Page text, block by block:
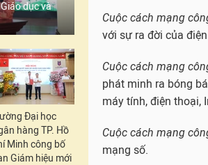
dục và
Đại học
hàng TP. Hồ
Minh công bố
Giám hiệu mới
Cuộc cách mạng
với sự ra đời của
Cuộc cách mạng
phát minh ra bóng
máy tính, điện thoại,
Cuộc cách mạng
mạng số.